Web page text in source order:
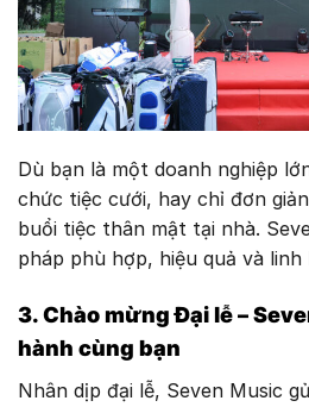
Dù bạn là một doanh nghiệp
chức tiệc cưới, hay chỉ đơn
buổi tiệc thân mật tại nhà.
pháp phù hợp, hiệu quả và
3. Chào mừng Đại lễ –
hành cùng bạn
Nhân dịp đại lễ, Seven Music